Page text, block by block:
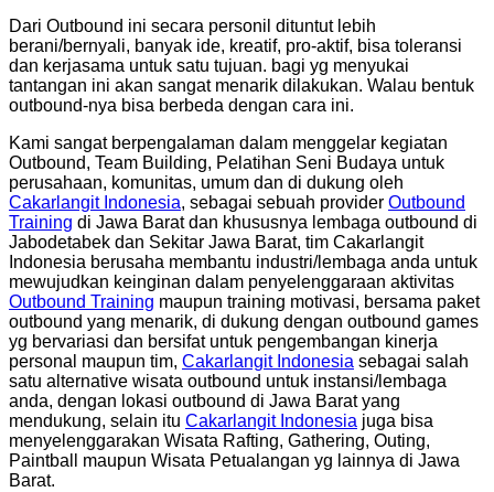
Dari Outbound ini secara personil dituntut lebih
berani/bernyali, banyak ide, kreatif, pro-aktif, bisa toleransi
dan kerjasama untuk satu tujuan. bagi yg menyukai
tantangan ini akan sangat menarik dilakukan. Walau bentuk
outbound-nya bisa berbeda dengan cara ini.
Kami sangat berpengalaman dalam menggelar kegiatan
Outbound, Team Building, Pelatihan Seni Budaya untuk
perusahaan, komunitas, umum dan di dukung oleh
Cakarlangit Indonesia, sebagai sebuah provider Outbound
Training di Jawa Barat dan khususnya lembaga outbound di
Jabodetabek dan Sekitar Jawa Barat, tim Cakarlangit
Indonesia berusaha membantu industri/lembaga anda untuk
mewujudkan keinginan dalam penyelenggaraan aktivitas
Outbound Training maupun training motivasi, bersama paket
outbound yang menarik, di dukung dengan outbound games
yg bervariasi dan bersifat untuk pengembangan kinerja
personal maupun tim, Cakarlangit Indonesia sebagai salah
satu alternative wisata outbound untuk instansi/lembaga
anda, dengan lokasi outbound di Jawa Barat yang
mendukung, selain itu Cakarlangit Indonesia juga bisa
menyelenggarakan Wisata Rafting, Gathering, Outing,
Paintball maupun Wisata Petualangan yg lainnya di Jawa
Barat.